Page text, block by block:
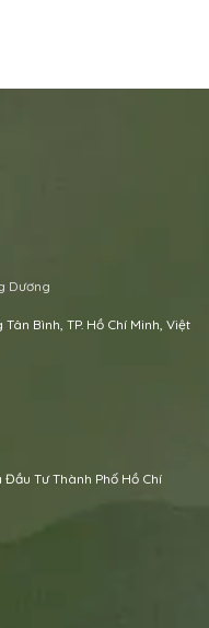
Dương
Bình, TP. Hồ Chí Minh, Việt
Tư Thành Phố Hồ Chí